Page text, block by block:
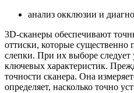
анализ окклюзии и
3D-сканеры обеспечивают
оттиски, которые существенно
слепки. При их выборе следует
ключевых характеристик.
точности сканера. Она
определяет, насколько точно